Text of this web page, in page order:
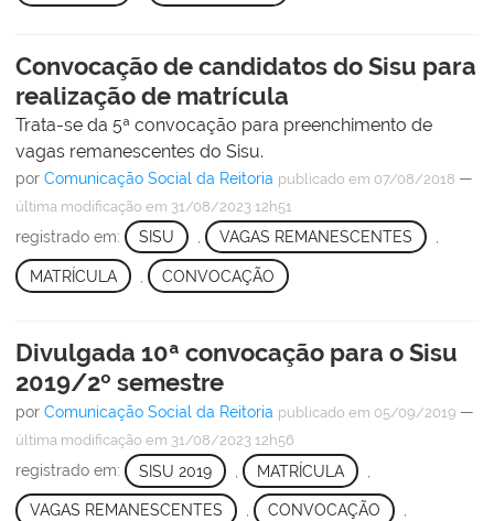
Convocação de candidatos do Sisu para
realização de matrícula
Trata-se da 5ª convocação para preenchimento de
vagas remanescentes do Sisu.
por Comunicação Social da Reitoria publicado em 07/08/2018 —
última modificação em 31/08/2023 12h51
registrado em: SISU VAGAS REMANESCENTES
MATRÍCULA CONVOCAÇÃO
Divulgada 10ª convocação para o Sisu
2019/2º semestre
por Comunicação Social da Reitoria publicado em 05/09/2019 —
última modificação em 31/08/2023 12h56
registrado em: SISU 2019 MATRÍCULA
VAGAS REMANESCENTES , CONVOCAÇÃO ,